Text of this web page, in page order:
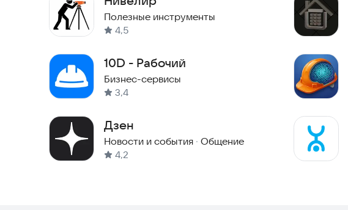
Полезные инструменты
4,5
10D - Рабочий
Бизнес-сервисы
3,4
Дзен
Новости и события · Общение
4,2